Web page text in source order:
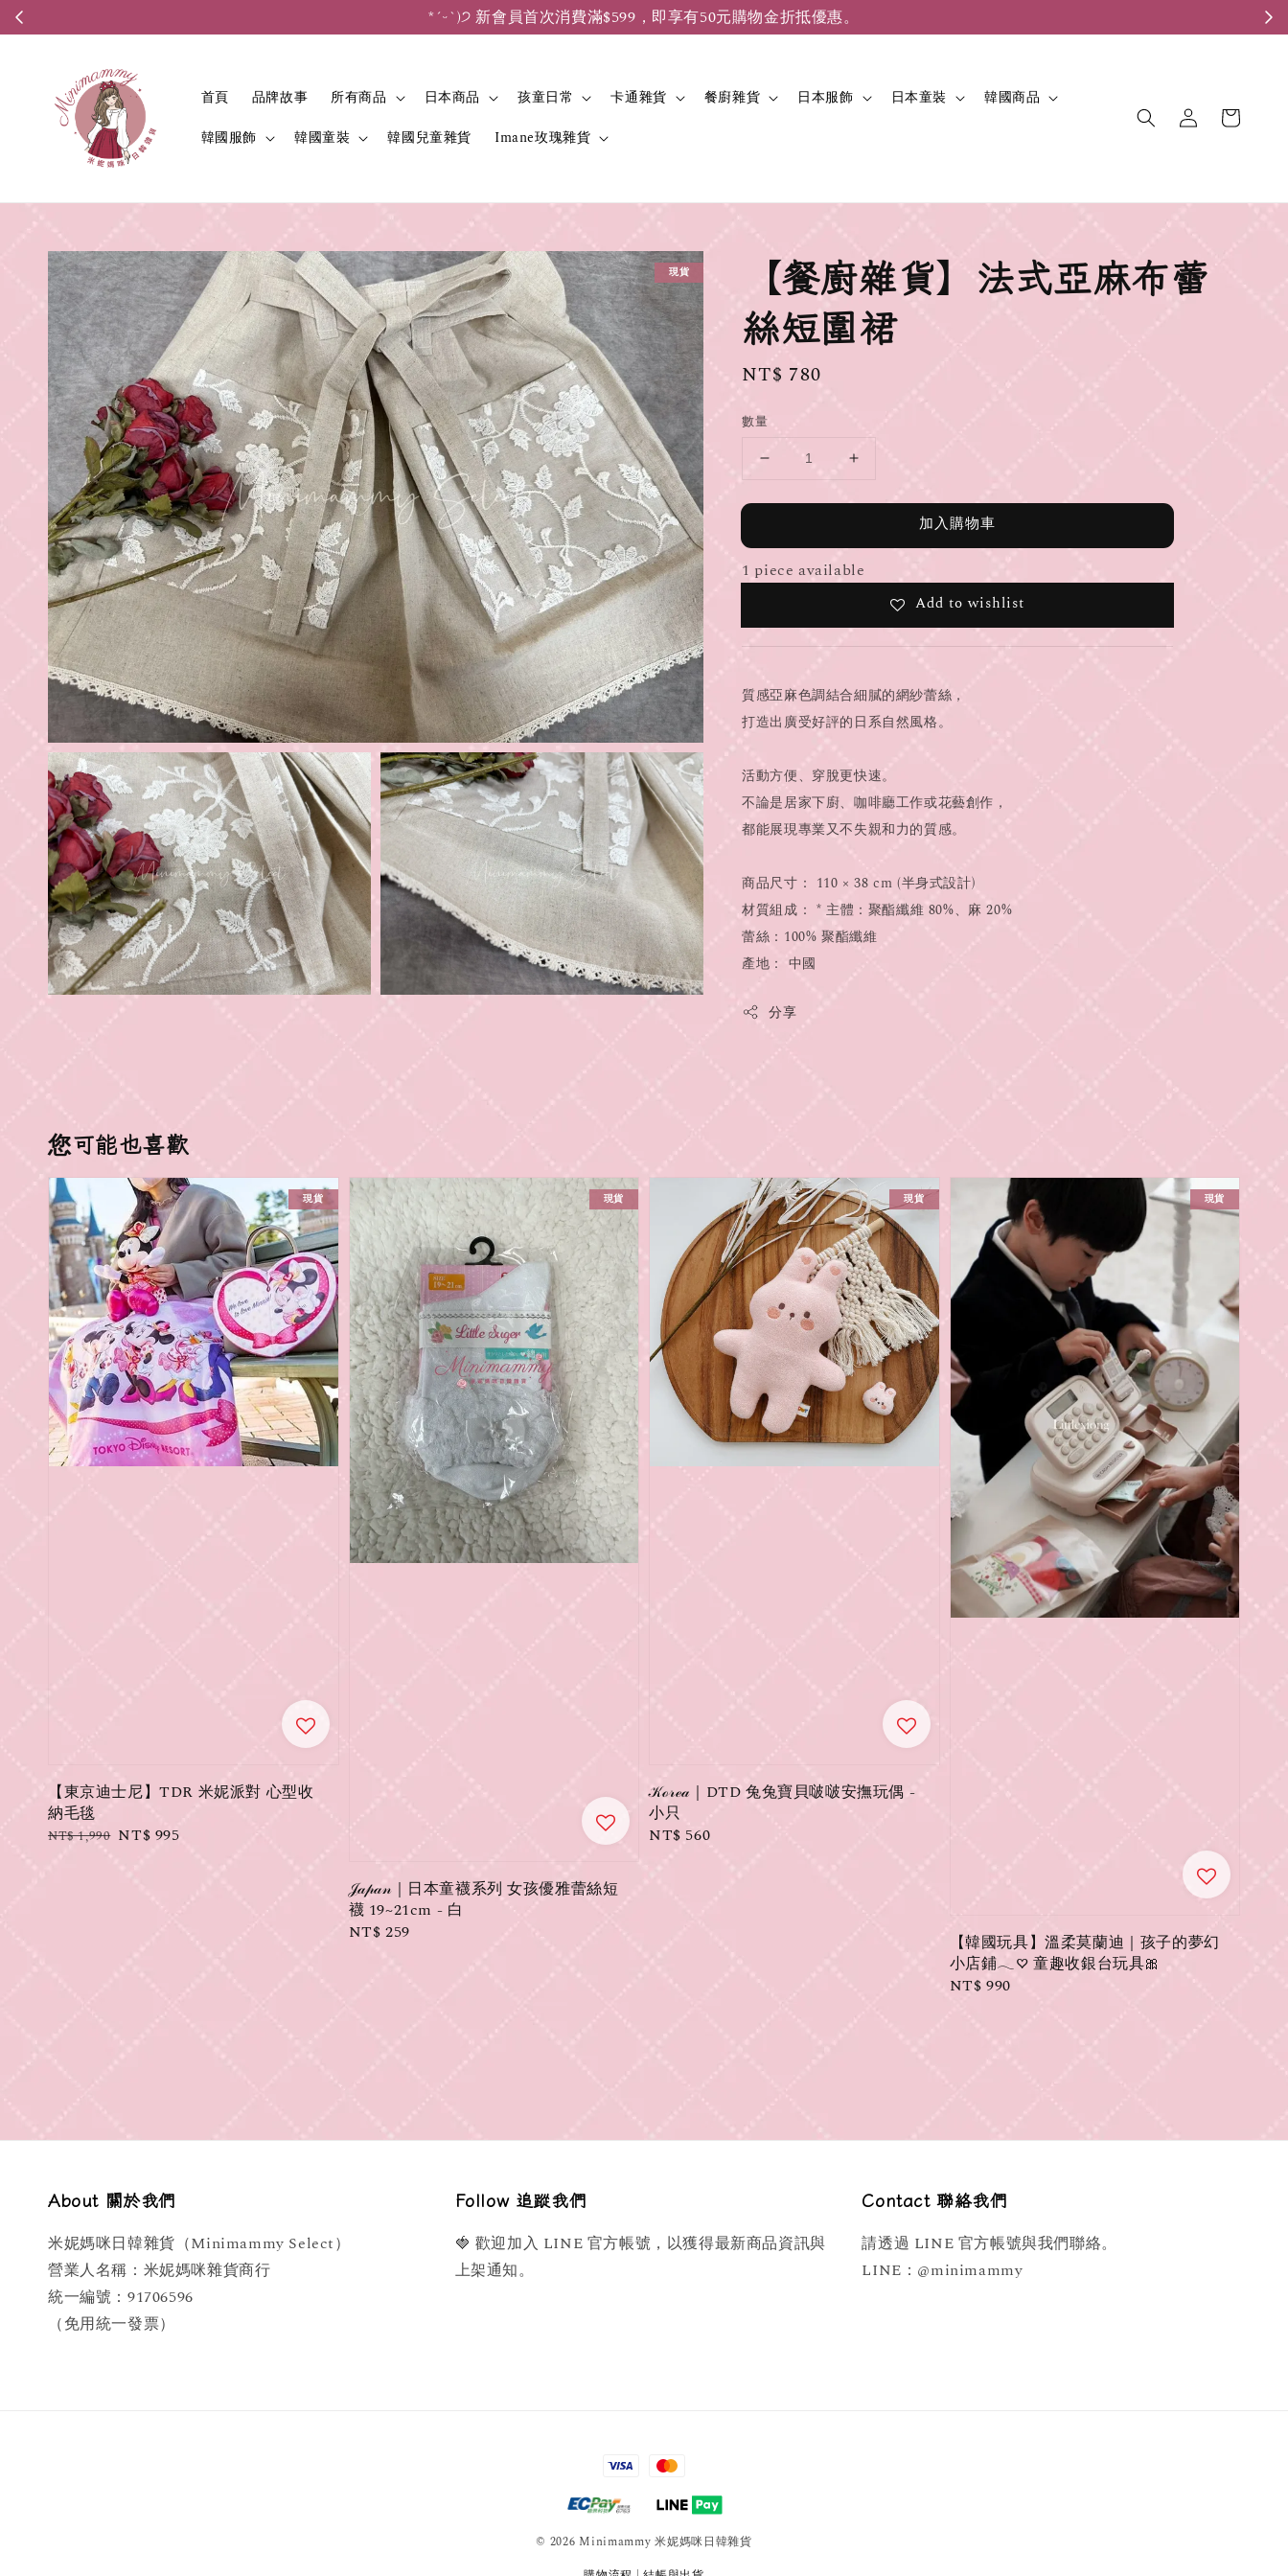
*ˊᵕˋ)੭ 新會員首次消費滿$599，即享有50元購物金折抵優惠。
首頁 品牌故事 所有商品 日本商品 孩童日常 卡通雜貨 餐廚雜貨 日本服飾 日本童裝
韓國商品
韓國服飾
韓國童裝 韓國兒童雜貨 Imane玫瑰雜貨
現貨
【餐廚雜貨】法式亞麻布蕾
絲短圍裙
Regular
NT$ 780
數量
加入購物車
1 piece available
Add to wishlist
質感亞麻色調結合細膩的網紗蕾絲，
打造出廣受好評的日系自然風格。
活動方便、穿脫更快速。
不論是居家下廚、咖啡廳工作或花藝創作，
都能展現專業又不失親和力的質感。
商品尺寸： 110 × 38 cm (半身式設計)
材質組成： * 主體：聚酯纖維 80%、麻 20%
蕾絲：100% 聚酯纖維
產地： 中國
分享
您可能也喜歡
現貨
【東京迪士尼】TDR 米妮派對 心型收
納毛毯
Regular
NT$ 1,990 Sale
NT$ 995
現貨
𝒥𝒶𝓅𝒶𝓃｜日本童襪系列 女孩優雅蕾絲短
襪 19~21cm - 白
Regular
NT$ 259
現貨
𝒦ℴ𝓇ℯ𝒶｜DTD 兔兔寶貝啵啵安撫玩偶 -
小只
Regular
NT$ 560
現貨
【韓國玩具】溫柔莫蘭迪｜孩子的夢幻
小店鋪𓂃♡ 童趣收銀台玩具🎀
Regular
NT$ 990
About 關於我們
米妮媽咪日韓雜貨（Minimammy Select）
營業人名稱：米妮媽咪雜貨商行
統一編號：91706596
（免用統一發票）
Follow 追蹤我們
🍓 歡迎加入 LINE 官方帳號，以獲得最新商品資訊與
上架通知。
Contact 聯絡我們
請透過 LINE 官方帳號與我們聯絡。
LINE：@minimammy
© 2026 Minimammy 米妮媽咪日韓雜貨